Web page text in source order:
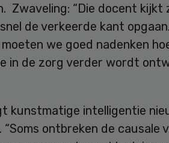
Zwaveling: “Die docent kijkt
de verkeerde kant
we goed nadenken
in de zorg verder wordt
kunstmatige intelligentie
“Soms ontbreken de causale